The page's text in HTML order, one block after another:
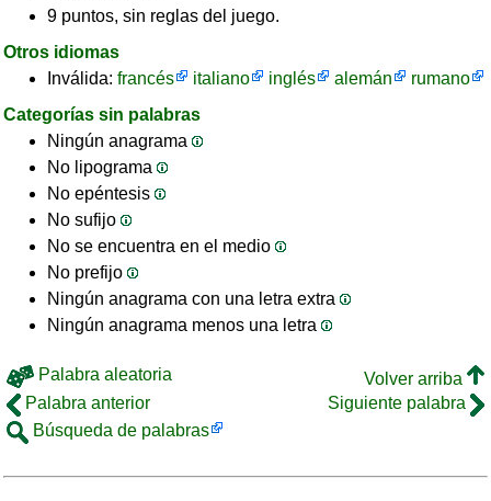
9 puntos, sin reglas del juego.
Otros idiomas
Inválida: francés italiano inglés alemán
rumano
Categorías sin palabras
Ningún anagrama
No lipograma
No epéntesis
No sufijo
No se encuentra en el medio
No prefijo
Ningún anagrama con una letra extra
Ningún anagrama menos una letra
Palabra aleatoria
Volver arriba
Palabra anterior
Siguiente palabra
Búsqueda de palabras